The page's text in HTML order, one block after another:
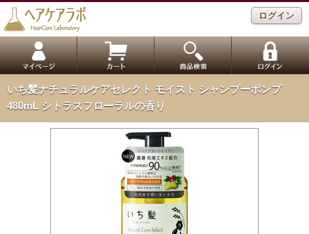
ログイン
いち髪ナチュラルケアセレクト モイスト シャンプーポンプ
480mL シトラスフローラルの香り